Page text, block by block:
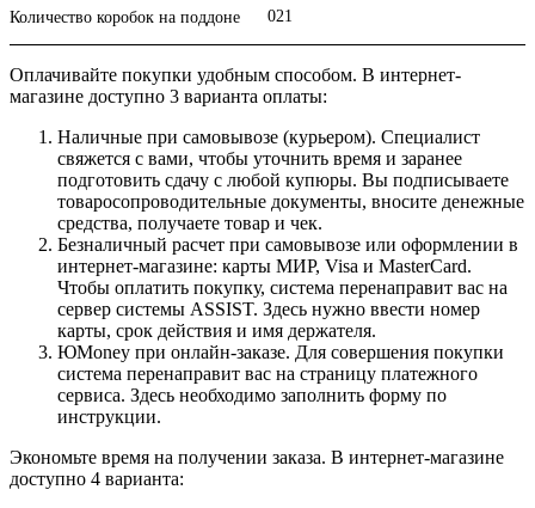
Количество коробок на поддоне 021
Оплачивайте покупки удобным способом. В интернет-
магазине доступно 3 варианта оплаты:
Наличные при самовывозе (курьером). Специалист
свяжется с вами, чтобы уточнить время и заранее
подготовить сдачу с любой купюры. Вы подписываете
товаросопроводительные документы, вносите денежные
средства, получаете товар и чек.
Безналичный расчет при самовывозе или оформлении в
интернет-магазине: карты МИР, Visa и MasterCard.
Чтобы оплатить покупку, система перенаправит вас на
сервер системы ASSIST. Здесь нужно ввести номер
карты, срок действия и имя держателя.
ЮMoney при онлайн-заказе. Для совершения покупки
система перенаправит вас на страницу платежного
сервиса. Здесь необходимо заполнить форму по
инструкции.
Экономьте время на получении заказа. В интернет-магазине
доступно 4 варианта: